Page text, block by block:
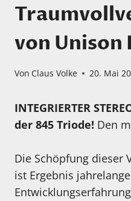
von Unison
Von Claus Volke 20. Mai
INTEGRIERTER
der 845 Triode! Den
Die Schöpfung dieser
ist Ergebnis